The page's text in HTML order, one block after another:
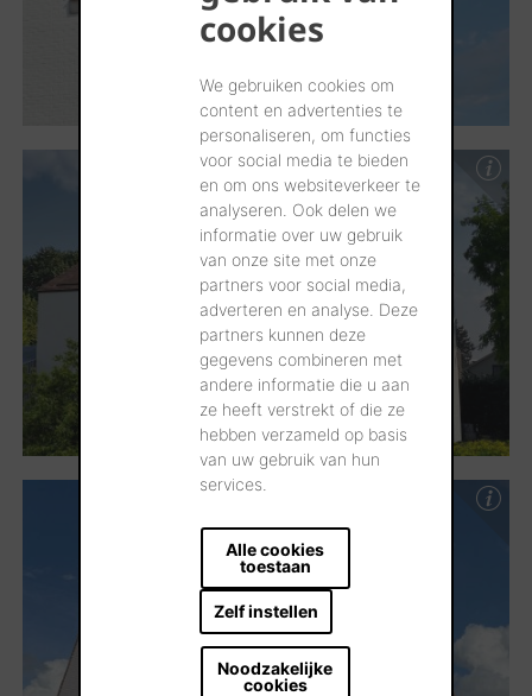
cookies
We gebruiken cookies om
content en advertenties te
personaliseren, om functies
voor social media te bieden
en om ons websiteverkeer te
analyseren. Ook delen we
informatie over uw gebruik
van onze site met onze
partners voor social media,
adverteren en analyse. Deze
partners kunnen deze
gegevens combineren met
andere informatie die u aan
ze heeft verstrekt of die ze
hebben verzameld op basis
van uw gebruik van hun
services.
Alle cookies
toestaan
Zelf instellen
Noodzakelijke
cookies